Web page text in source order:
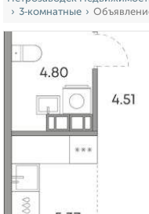
3‑комнатные